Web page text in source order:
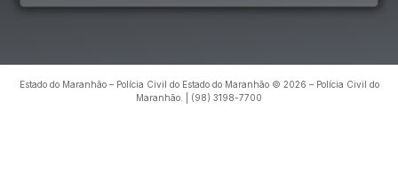
Estado do Maranhão – Polícia Civil do Estado do Maranhão © 2026 – Polícia Civil do
Maranhão. | (98) 3198-7700